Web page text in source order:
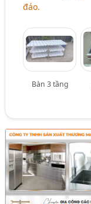
đáo.
Bàn 3 tầng